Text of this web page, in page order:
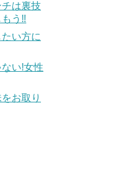
は裏技
う‼
い方に
い!女性
お取り